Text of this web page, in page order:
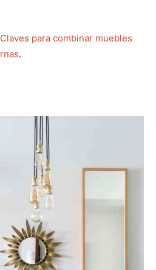
Claves para combinar muebles
.